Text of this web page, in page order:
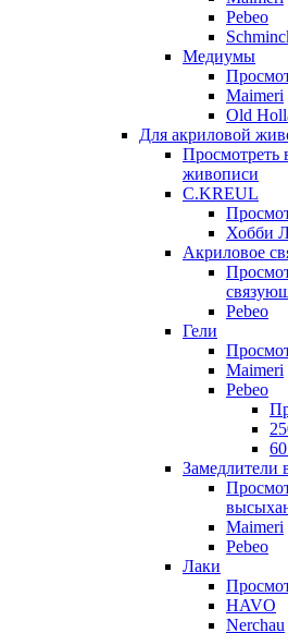
Pebeo
Медиумы
Maimeri
Old
Для акриловой
Просмотреть
живописи
C.KREUL
Хобби
Акриловое
Pebeo
Гели
Maimeri
Pebeo
Замедлители
Maimeri
Pebeo
Лаки
HAVO
Nerchau